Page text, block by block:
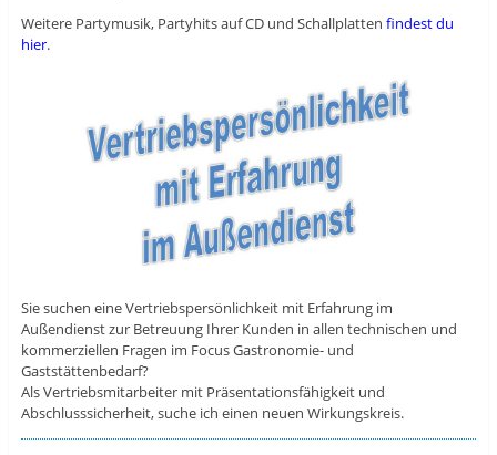
Weitere Partymusik, Partyhits auf CD und Schallplatten findest du
hier.
Sie suchen eine Vertriebspersönlichkeit mit Erfahrung im
Außendienst zur Betreuung Ihrer Kunden in allen technischen und
kommerziellen Fragen im Focus Gastronomie- und
Gaststättenbedarf?
Als Vertriebsmitarbeiter mit Präsentationsfähigkeit und
Abschlusssicherheit, suche ich einen neuen Wirkungskreis.